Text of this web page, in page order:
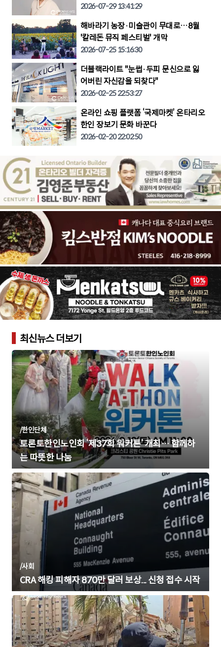
2026-07-29 13:41:29
해바라기 농장·미술관이 무대로…8월
'칼레돈 뮤직 페스티벌' 개막
2026-07-25 15:16:30
더블랙라이트 "눈썹·두피 문신으로 잃
어버린 자신감을 되찾다"
2026-02-25 22:53:27
온라인 쇼핑 플랫폼 ‘국제마켓’ 온타리오
한인 장보기 문화 바꾼다
2026-02-20 22:02:50
최신뉴스 더보기
/한인단체
토론토한인노인회 ‘제37회 워커톤’ 개최… 함께하
는 따뜻한 나눔
/사회
CRA 해킹 피해자 870만 달러 보상... 신청 접수 시작